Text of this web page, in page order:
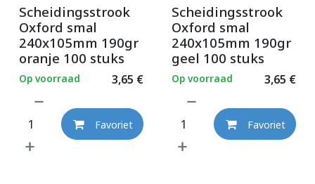
Scheidingsstrook
Oxford smal
240x105mm 190gr
oranje 100 stuks
3,65 €
Op voorraad
Favoriet
Scheidingsstrook
Oxford smal
240x105mm 190gr
geel 100 stuks
3,65 €
Op voorraad
Favoriet